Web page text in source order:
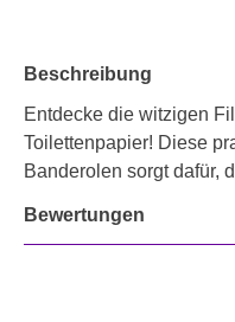
Beschreibung
Entdecke die witzigen
Toilettenpapier! Diese
Banderolen sorgt dafür,
Bewertungen